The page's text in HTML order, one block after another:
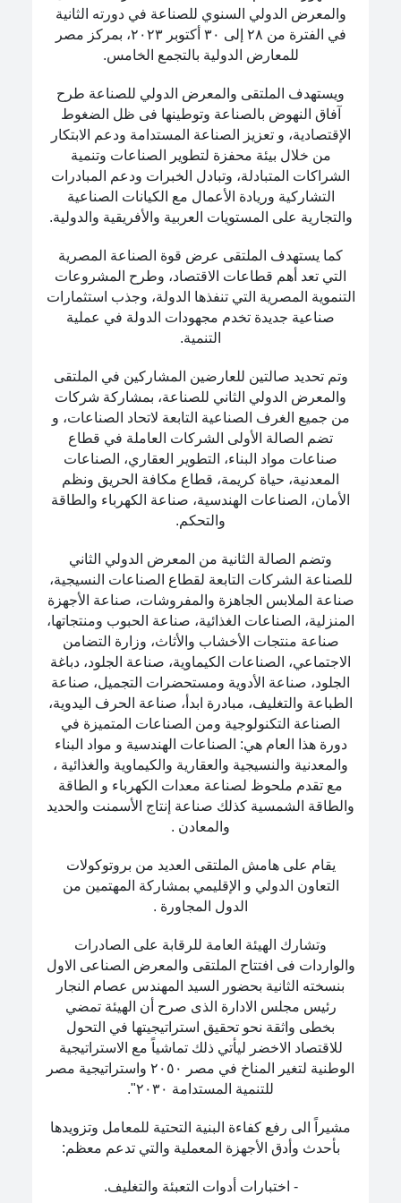
والمعرض الدولي السنوي للصناعة في دورته الثانية
في الفترة من ٢٨ إلى ٣٠ أكتوبر ٢٠٢٣، بمركز مصر
للمعارض الدولية بالتجمع الخامس.
ويستهدف الملتقى والمعرض الدولي للصناعة طرح
آفاق النهوض بالصناعة وتوطينها فى ظل الضغوط
الإقتصادية، و تعزيز الصناعة المستدامة ودعم الابتكار
من خلال بيئة محفزة لتطوير الصناعات وتنمية
الشراكات المتبادلة، وتبادل الخبرات ودعم المبادرات
التشاركية وريادة الأعمال مع الكيانات الصناعية
والتجارية على المستويات العربية والأفريقية والدولية.
كما يستهدف الملتقى عرض قوة الصناعة المصرية
التي تعد أهم قطاعات الاقتصاد، وطرح المشروعات
التنموية المصرية التي تنفذها الدولة، وجذب استثمارات
صناعية جديدة تخدم مجهودات الدولة في عملية
التنمية.
وتم تحديد صالتين للعارضين المشاركين في الملتقى
والمعرض الدولي الثاني للصناعة، بمشاركة شركات
من جميع الغرف الصناعية التابعة لاتحاد الصناعات، و
تضم الصالة الأولى الشركات العاملة في قطاع
صناعات مواد البناء، التطوير العقاري، الصناعات
المعدنية، حياة كريمة، قطاع مكافة الحريق ونظم
الأمان، الصناعات الهندسية، صناعة الكهرباء والطاقة
والتحكم.
وتضم الصالة الثانية من المعرض الدولي الثاني
للصناعة الشركات التابعة لقطاع الصناعات النسيجية،
صناعة الملابس الجاهزة والمفروشات، صناعة الأجهزة
المنزلية، الصناعات الغذائية، صناعة الحبوب ومنتجاتها،
صناعة منتجات الأخشاب والأثاث، وزارة التضامن
الاجتماعي، الصناعات الكيماوية، صناعة الجلود، دباغة
الجلود، صناعة الأدوية ومستحضرات التجميل، صناعة
الطباعة والتغليف، مبادرة ابدأ، صناعة الحرف اليدوية،
الصناعة التكنولوجية ومن الصناعات المتميزة في
دورة هذا العام هي: الصناعات الهندسية و مواد البناء
والمعدنية والنسيجية والعقارية والكيماوية والغذائية ،
مع تقدم ملحوظ لصناعة معدات الكهرباء و الطاقة
والطاقة الشمسية كذلك صناعة إنتاج الأسمنت والحديد
والمعادن .
يقام على هامش الملتقى العديد من بروتوكولات
التعاون الدولي و الإقليمي بمشاركة المهتمين من
الدول المجاورة .
وتشارك الهيئة العامة للرقابة على الصادرات
والواردات فى افتتاح الملتقى والمعرض الصناعى الاول
بنسخته الثانية بحضور السيد المهندس عصام النجار
رئيس مجلس الادارة الذى صرح أن الهيئة تمضي
بخطى واثقة نحو تحقيق استراتيجيتها في التحول
للاقتصاد الاخضر ليأتي ذلك تماشياً مع الاستراتيجية
الوطنية لتغير المناخ في مصر ٢٠٥٠ واستراتيجية مصر
للتنمية المستدامة ٢٠٣٠".
مشيراً الى رفع كفاءة البنية التحتية للمعامل وتزويدها
بأحدث وأدق الأجهزة المعملية والتي تدعم معظم:
- اختبارات أدوات التعبئة والتغليف.